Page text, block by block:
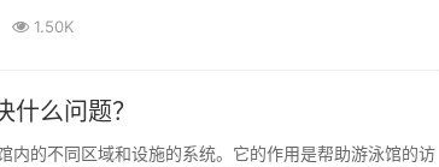
1.50K
什么问题？
内的不同区域和设施的系统。它的作用是帮助游泳馆的访